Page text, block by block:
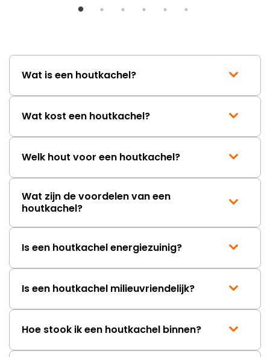
Wat is een houtkachel?
Wat kost een houtkachel?
Welk hout voor een houtkachel?
Wat zijn de voordelen van een
houtkachel?
Is een houtkachel energiezuinig?
Is een houtkachel milieuvriendelijk?
Hoe stook ik een houtkachel binnen?